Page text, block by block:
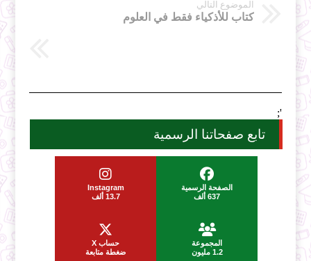
الموضوع التالي
كتاب للأذكياء فقط في العلوم
';
تابع صفحاتنا الرسمية
الصفحة الرسمية
637 ألف
Instagram
13.7 ألف
المجموعة
1.2 مليون
حساب X
ضغطة متابعة